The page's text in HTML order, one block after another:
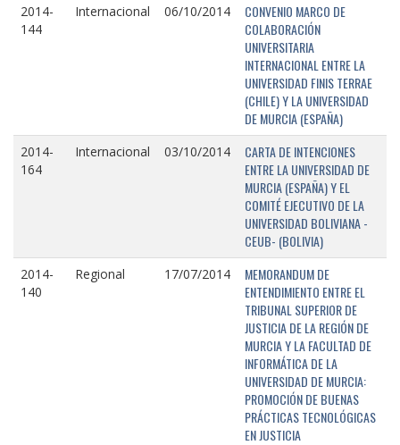
2014-
144
Internacional 06/10/2014
CONVENIO MARCO DE
COLABORACIÓN
UNIVERSITARIA
INTERNACIONAL ENTRE LA
UNIVERSIDAD FINIS TERRAE
(CHILE) Y LA UNIVERSIDAD
DE MURCIA (ESPAÑA)
2014-
164
Internacional 03/10/2014
CARTA DE INTENCIONES
ENTRE LA UNIVERSIDAD DE
MURCIA (ESPAÑA) Y EL
COMITÉ EJECUTIVO DE LA
UNIVERSIDAD BOLIVIANA -
CEUB- (BOLIVIA)
2014-
140
Regional 17/07/2014
MEMORANDUM DE
ENTENDIMIENTO ENTRE EL
TRIBUNAL SUPERIOR DE
JUSTICIA DE LA REGIÓN DE
MURCIA Y LA FACULTAD DE
INFORMÁTICA DE LA
UNIVERSIDAD DE MURCIA:
PROMOCIÓN DE BUENAS
PRÁCTICAS TECNOLÓGICAS
EN JUSTICIA